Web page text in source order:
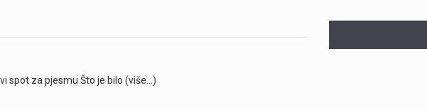
spot za pjesmu Što je bilo (više…)